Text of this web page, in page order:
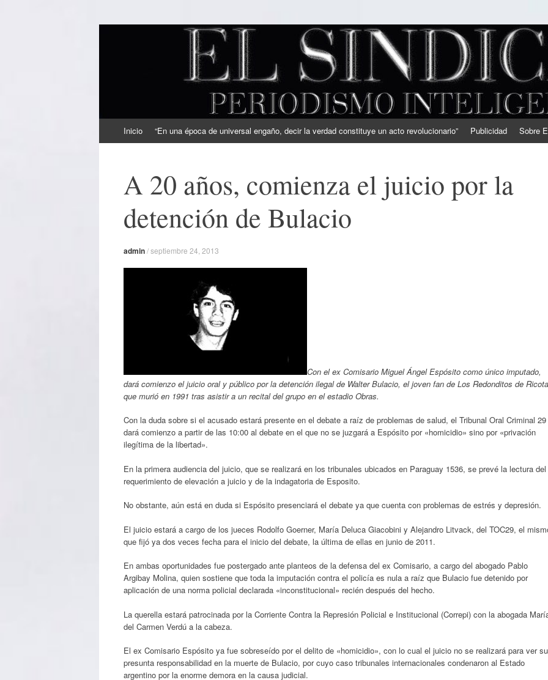
EL SINDICAL
Periodismo Inteligente
al
Inicio “En una época de universal engaño, decir la verdad constituye un acto revolucionario” Publicidad Sobre
A 20 años, comienza el juicio por la
detención de Bulacio
admin/septiembre 24, 2013
Con el ex Comisario Miguel Ángel Espósito como único imputado,
dará comienzo el juicio oral y público por la detención ilegal de Walter Bulacio, el joven fan de Los Redonditos de Ricota
que murió en 1991 tras asistir a un recital del grupo en el estadio Obras.
Con la duda sobre si el acusado estará presente en el debate a raíz de problemas de salud, el Tribunal Oral Criminal 29
dará comienzo a partir de las 10:00 al debate en el que no se juzgará a Espósito por «homicidio» sino por «privación
ilegítima de la libertad».
En la primera audiencia del juicio, que se realizará en los tribunales ubicados en Paraguay 1536, se prevé la lectura del
requerimiento de elevación a juicio y de la indagatoria de Esposito.
No obstante, aún está en duda si Espósito presenciará el debate ya que cuenta con problemas de estrés y depresión.
El juicio estará a cargo de los jueces Rodolfo Goerner, María Deluca Giacobini y Alejandro Litvack, del TOC29, el
que fijó ya dos veces fecha para el inicio del debate, la última de ellas en junio de 2011.
En ambas oportunidades fue postergado ante planteos de la defensa del ex Comisario, a cargo del abogado Pablo
Argibay Molina, quien sostiene que toda la imputación contra el policía es nula a raíz que Bulacio fue detenido por
aplicación de una norma policial declarada «inconstitucional» recién después del hecho.
La querella estará patrocinada por la Corriente Contra la Represión Policial e Institucional (Correpi) con la abogada
del Carmen Verdú a la cabeza.
El ex Comisario Espósito ya fue sobreseído por el delito de «homicidio», con lo cual el juicio no se realizará para ver su
presunta responsabilidad en la muerte de Bulacio, por cuyo caso tribunales internacionales condenaron al Estado
argentino por la enorme demora en la causa judicial.